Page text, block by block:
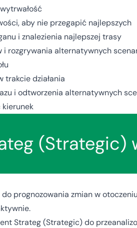
aby nie przegapić najlepszych
i znalezienia najlepszej trasy
rozgrywania alternatywnych
trakcie działania
i odtworzenia alternatywnych
kierunek
(Strategic)
prognozowania zmian w
Strateg (Strategic) do